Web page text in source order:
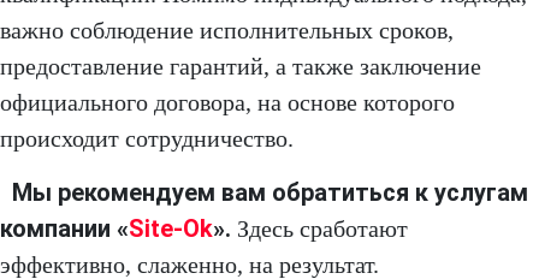
важно соблюдение исполнительных сроков,
предоставление гарантий, а также заключение
официального договора, на основе которого
происходит сотрудничество.
Мы рекомендуем вам обратиться к услугам
компании «Site-Ok». Здесь сработают
эффективно, слаженно, на результат.